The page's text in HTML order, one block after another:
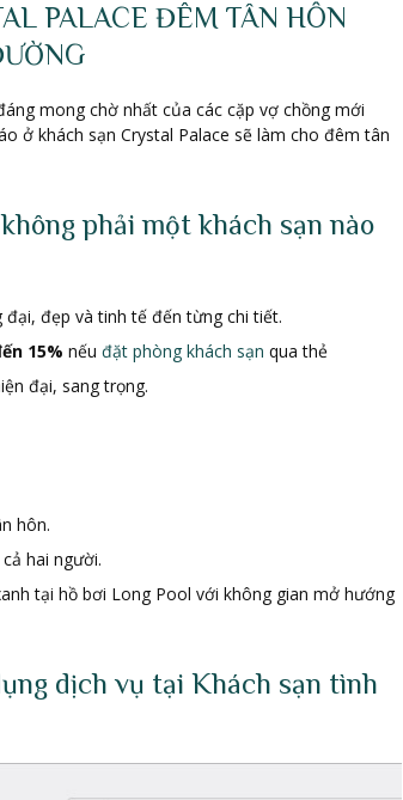
PALACE ĐÊM TÂN HÔN
mong chờ nhất của các cặp vợ chồng mới
ở khách sạn Crystal Palace sẽ làm cho đêm tân
phải một khách sạn nào
đẹp và tinh tế đến từng chi tiết.
ến 15% nếu đặt phòng khách sạn qua thẻ
đại, sang trọng.
hôn.
hai người.
tại hồ bơi Long Pool với không gian mở hướng
dịch vụ tại Khách sạn tình